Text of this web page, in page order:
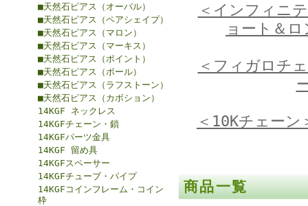
■天然石ピアス（オーバル）
■天然石ピアス（ペアシェイプ）
■天然石ピアス（マロン）
■天然石ピアス（マーキス）
■天然石ピアス（ポイント）
■天然石ピアス（ボール）
■天然石ピアス（ラフストーン）
■天然石ピアス（カボション）
14KGF ネックレス
14KGFチェーン・鎖
14KGFパーツ金具
14KGF 留め具
14KGFスペーサー
14KGFチューブ・パイプ
14KGFコインフレーム・コイン
枠
＜インフィニ
ョート＆
＜フィガロチ
＜10Kチェーン
商品一覧